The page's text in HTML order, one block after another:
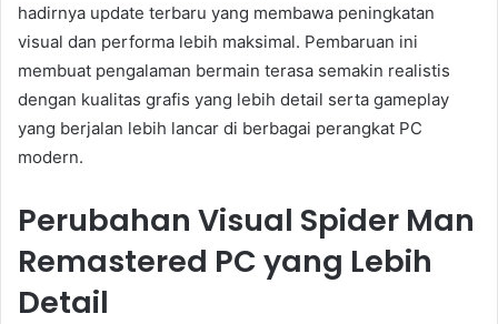
hadirnya update terbaru yang membawa peningkatan
visual dan performa lebih maksimal. Pembaruan ini
membuat pengalaman bermain terasa semakin realistis
dengan kualitas grafis yang lebih detail serta gameplay
yang berjalan lebih lancar di berbagai perangkat PC
modern.
Perubahan Visual Spider Man
Remastered PC yang Lebih
Detail